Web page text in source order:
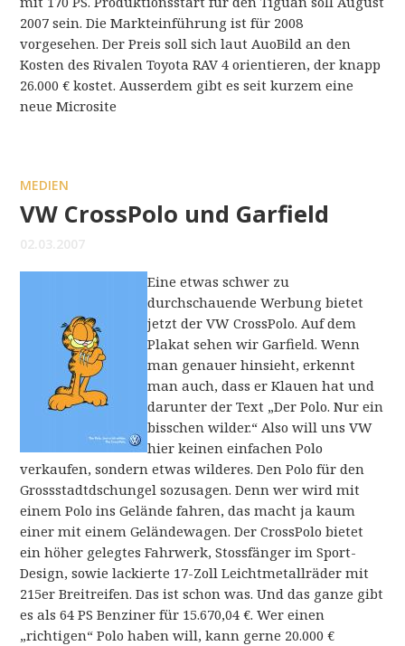
2007 sein. Die Markteinführung ist für 2008
vorgesehen. Der Preis soll sich laut AuoBild an den
Kosten des Rivalen Toyota RAV 4 orientieren, der knapp
26.000 € kostet. Ausserdem gibt es seit kurzem eine
neue Microsite
MEDIEN
VW CrossPolo und Garfield
02.03.2007
Eine etwas schwer zu
durchschauende Werbung bietet
jetzt der VW CrossPolo. Auf dem
Plakat sehen wir Garfield. Wenn
man genauer hinsieht, erkennt
man auch, dass er Klauen hat und
darunter der Text „Der Polo. Nur ein
bisschen wilder.“ Also will uns VW
hier keinen einfachen Polo
verkaufen, sondern etwas wilderes. Den Polo für den
Grossstadtdschungel sozusagen. Denn wer wird mit
einem Polo ins Gelände fahren, das macht ja kaum
einer mit einem Geländewagen. Der CrossPolo bietet
ein höher gelegtes Fahrwerk, Stossfänger im Sport-
Design, sowie lackierte 17-Zoll Leichtmetallräder mit
215er Breitreifen. Das ist schon was. Und das ganze gibt
es als 64 PS Benziner für 15.670,04 €. Wer einen
„richtigen“ Polo haben will, kann gerne 20.000 €